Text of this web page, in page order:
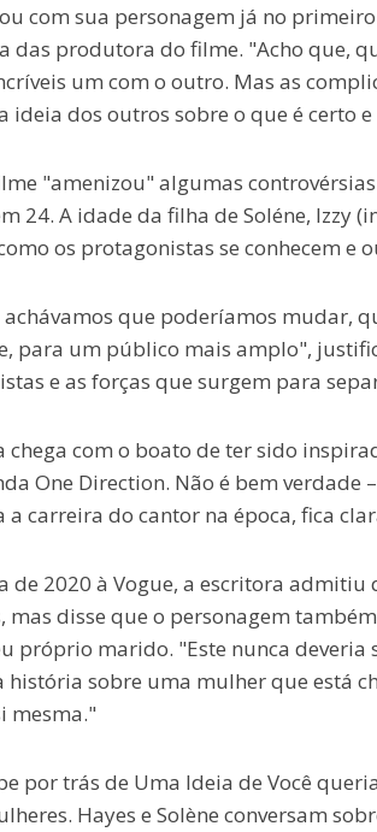
com sua personagem já no
das produtora do filme. "Acho que,
um com o outro. Mas as
ideia dos outros sobre o que é certo
"amenizou" algumas
24. A idade da filha de Soléne,
os protagonistas se conhecem
que poderíamos mudar,
para um público mais amplo",
e as forças que surgem para
chega com o boato de ter sido
One Direction. Não é bem
a carreira do cantor na época, fica
de 2020 à Vogue, a escritora admitiu
mas disse que o personagem
próprio marido. "Este nunca
história sobre uma mulher que está
mesma."
por trás de Uma Ideia de Você
Hayes e Solène conversam